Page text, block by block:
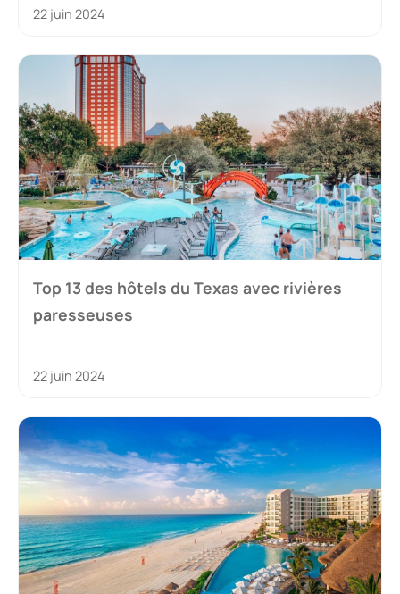
22 juin 2024
Top 13 des hôtels du Texas avec rivières
paresseuses
22 juin 2024